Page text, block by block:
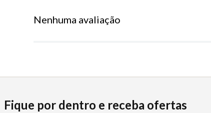
Nenhuma avaliação
Fique por dentro e receba ofertas